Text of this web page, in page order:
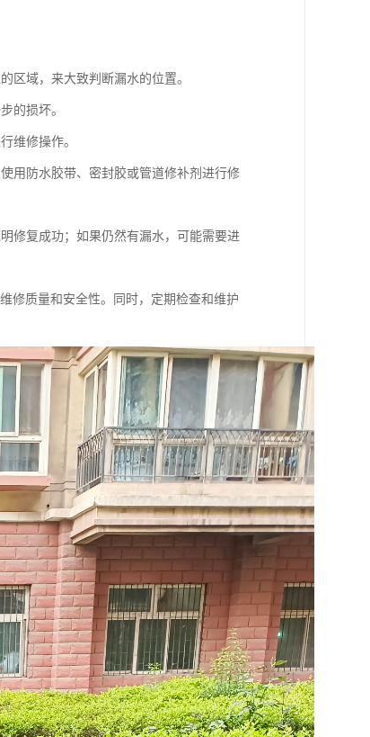
区域，来大致判断漏水的位置。
的损坏。
维修操作。
用防水胶带、密封胶或管道修补剂进行修
修复成功；如果仍然有漏水，可能需要进
修质量和安全性。同时，定期检查和维护